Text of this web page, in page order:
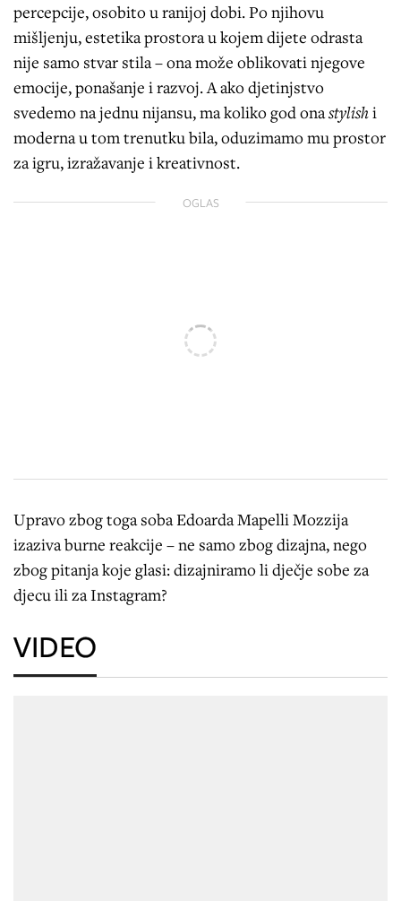
percepcije, osobito u ranijoj dobi. Po njihovu
mišljenju, estetika prostora u kojem dijete odrasta
nije samo stvar stila – ona može oblikovati njegove
emocije, ponašanje i razvoj. A ako djetinjstvo
svedemo na jednu nijansu, ma koliko god onastylishi
moderna u tom trenutku bila, oduzimamo mu prostor
za igru, izražavanje i kreativnost.
OGLAS
Upravo zbog toga soba Edoarda Mapelli Mozzija
izaziva burne reakcije – ne samo zbog dizajna, nego
zbog pitanja koje glasi: dizajniramo li dječje sobe za
djecu ili za Instagram?
VIDEO